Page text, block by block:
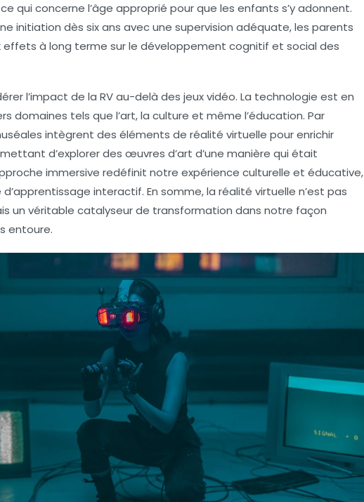
qui concerne l’âge approprié pour que les enfants s’y adonnent.
initiation dès six ans avec une supervision adéquate, les parents
à long terme sur le développement cognitif et social des
l’impact de la RV au-delà des jeux vidéo. La technologie est en
domaines tels que l’art, la culture et même l’éducation. Par
intègrent des éléments de réalité virtuelle pour enrichir
d’explorer des œuvres d’art d’une manière qui était
immersive redéfinit notre expérience culturelle et éducative,
interactif. En somme, la réalité virtuelle n’est pas
un véritable catalyseur de transformation dans notre façon
entoure.